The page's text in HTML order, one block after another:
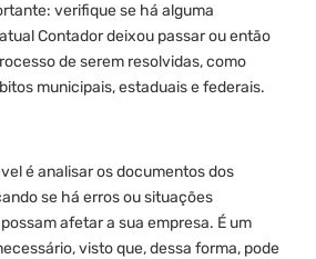
verifique se há alguma
Contador deixou passar ou então
de serem resolvidas, como
municipais, estaduais e federais.
é analisar os documentos dos
se há erros ou situações
afetar a sua empresa. É um
visto que, dessa forma, pode